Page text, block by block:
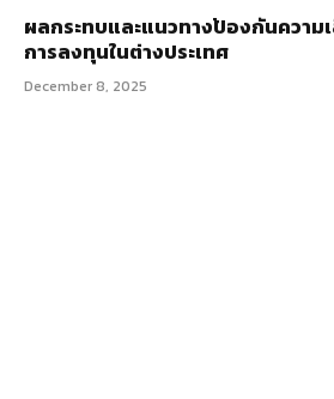
ผลกระทบและแนวทางป้องกันความ
การลงทุนในต่างประเทศ
December 8, 2025